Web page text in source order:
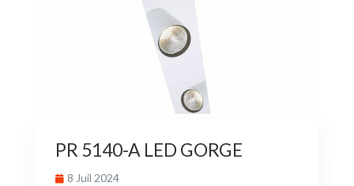
PR 5140-A LED GORGE
8 Juil 2024